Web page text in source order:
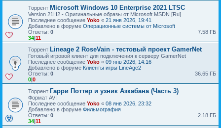
Торрент Microsoft Windows 10 Enterprise 2021 LTSC
Version 21H2 - Оригинальные образы от Microsoft MSDN [Ru]
Последнее сообщение Yoko « 21 янв 2026, 19:41
Добавлено в форуме Операционные системы от Microsoft
Ответы: 0
34|11
7.58 ГБ
Торрент Lineage 2 RoseVain - тестовый проект GamerNet
Готовый игровой клиент для подключения к серверу GamerNet
Последнее сообщение Yoko « 09 янв 2026, 14:16
Добавлено в форуме Клиенты игры LineAge2
Ответы: 0
0|0
36.65 ГБ
Торрент Гарри Поттер и узник Азкабана (Часть 3)
Формат AVI
Последнее сообщение Yoko « 08 янв 2026, 23:32
Добавлено в форуме Фильмография
Ответы: 0
34|11
2.18 ГБ